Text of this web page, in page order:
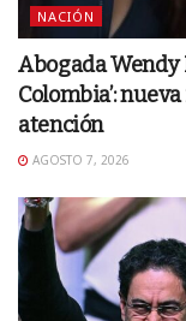
NACIÓN
Abogada Wendy
Colombia’:
atención
AGOSTO 7, 2026